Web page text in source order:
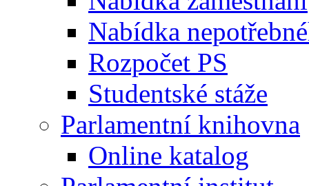
Nabídka
Rozpočet PS
Studentské stáže
Parlamentní knihovna
Online katalog